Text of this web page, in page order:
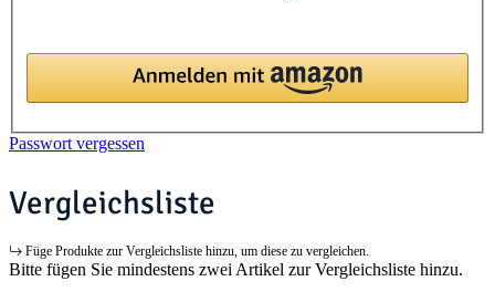
Passwort vergessen
Vergleichsliste
Füge Produkte zur Vergleichsliste hinzu, um diese zu vergleichen.
Bitte fügen Sie mindestens zwei Artikel zur Vergleichsliste hinzu.